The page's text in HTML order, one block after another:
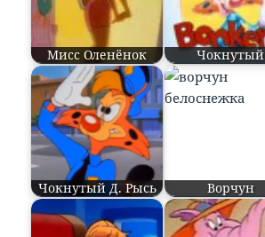
Мисс Оленёнок Чокнутый
Чокнутый Д. Рысь Ворчун